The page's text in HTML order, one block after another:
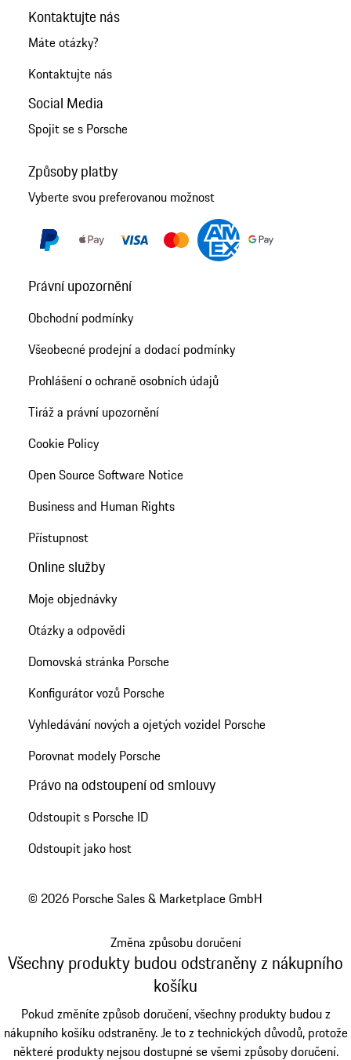
Kontaktujte nás
Máte otázky?
Kontaktujte nás
Social Media
Spojit se s Porsche
Způsoby platby
Vyberte svou preferovanou možnost
Právní upozornění
Obchodní podmínky
Všeobecné prodejní a dodací podmínky
Prohlášení o ochraně osobních údajů
Tiráž a právní upozornění
Cookie Policy
Open Source Software Notice
Business and Human Rights
Přístupnost
Online služby
Moje objednávky
Otázky a odpovědi
Domovská stránka Porsche
Konfigurátor vozů Porsche
Vyhledávání nových a ojetých vozidel Porsche
Porovnat modely Porsche
Právo na odstoupení od smlouvy
Odstoupit s Porsche ID
Odstoupit jako host
© 2026 Porsche Sales & Marketplace GmbH
Změna způsobu doručení
Všechny produkty budou odstraněny z nákupního
košíku
Pokud změníte způsob doručení, všechny produkty budou z
nákupního košíku odstraněny. Je to z technických důvodů, protože
některé produkty nejsou dostupné se všemi způsoby doručení.